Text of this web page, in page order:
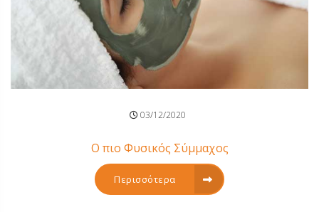
03/12/2020
Ο πιο Φυσικός Σύμμαχος
Περισσότερα